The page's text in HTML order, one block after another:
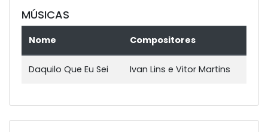
MÚSICAS
Nome Compositores
Daquilo Que Eu Sei Ivan Lins e Vitor Martins